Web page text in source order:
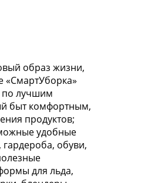
образ жизни,
«СмартУборка»
по лучшим
быт комфортным,
продуктов;
удобные
обуви,
для льда,